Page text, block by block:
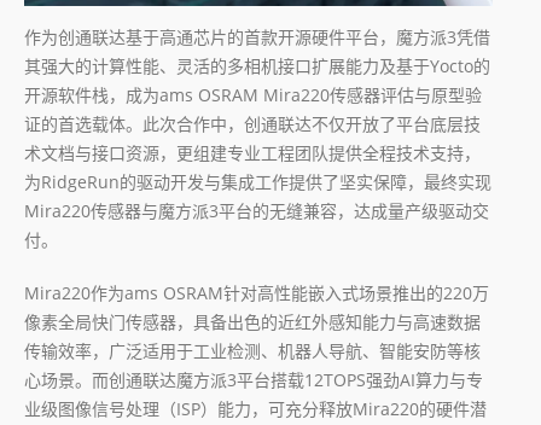
作为创通联达基于高通芯片的首款开源硬件平台，魔方派3凭借
其强大的计算性能、灵活的多相机接口扩展能力及基于Yocto的
开源软件栈，成为ams OSRAM Mira220传感器评估与原型验
证的首选载体。此次合作中，创通联达不仅开放了平台底层技
术文档与接口资源，更组建专业工程团队提供全程技术支持，
为RidgeRun的驱动开发与集成工作提供了坚实保障，最终实现
Mira220传感器与魔方派3平台的无缝兼容，达成量产级驱动交
付。
Mira220作为ams OSRAM针对高性能嵌入式场景推出的220万
像素全局快门传感器，具备出色的近红外感知能力与高速数据
传输效率，广泛适用于工业检测、机器人导航、智能安防等核
心场景。而创通联达魔方派3平台搭载12TOPS强劲AI算力与专
业级图像信号处理（ISP）能力，可充分释放Mira220的硬件潜